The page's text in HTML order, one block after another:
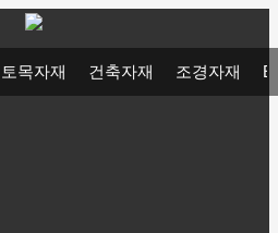
토목자재 건축자재 조경자재